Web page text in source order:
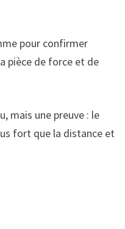
pour confirmer
pièce de force et de
mais une preuve : le
fort que la distance et